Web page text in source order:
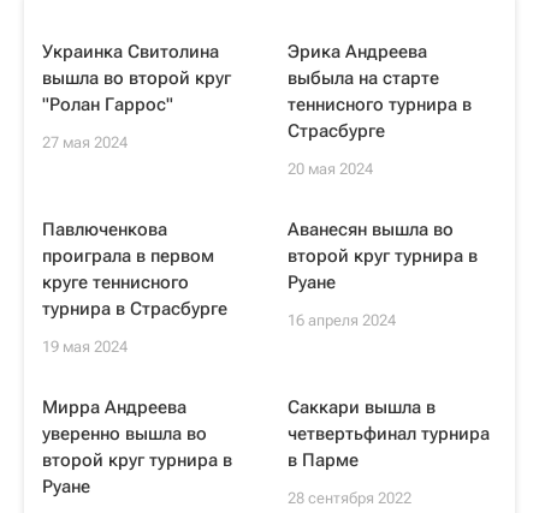
Украинка Свитолина
вышла во второй круг
"Ролан Гаррос"
27 мая 2024
Эрика Андреева
выбыла на старте
теннисного турнира в
Страсбурге
20 мая 2024
Павлюченкова
проиграла в первом
круге теннисного
турнира в Страсбурге
19 мая 2024
Аванесян вышла во
второй круг турнира в
Руане
16 апреля 2024
Мирра Андреева
уверенно вышла во
второй круг турнира в
Руане
Саккари вышла в
четвертьфинал турнира
в Парме
28 сентября 2022